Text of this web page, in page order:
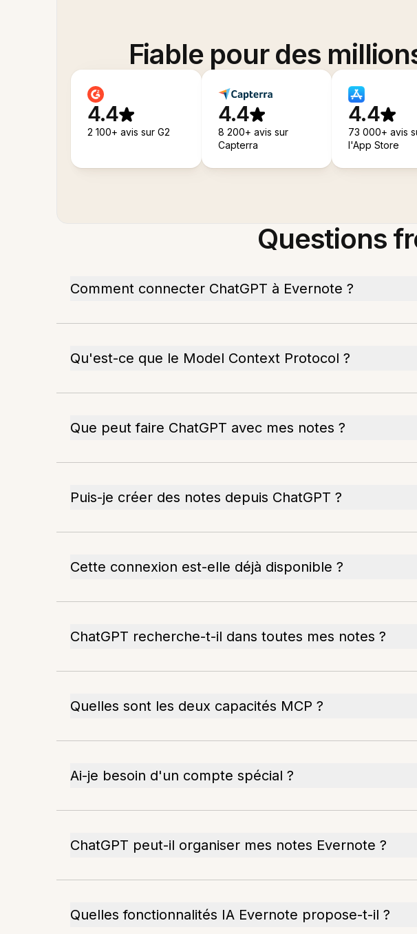
Fiable pour des
4.4
2 100+ avis sur G2
4.4
8 200+ avis sur
Capterra
4.4
73 000+ avis
l'App Store
Questions
Comment connecter ChatGPT à Evernote ?
Qu'est-ce que le Model Context Protocol ?
Que peut faire ChatGPT avec mes notes ?
Puis-je créer des notes depuis ChatGPT ?
Cette connexion est-elle déjà disponible ?
ChatGPT recherche-t-il dans toutes mes notes ?
Quelles sont les deux capacités MCP ?
Ai-je besoin d'un compte spécial ?
ChatGPT peut-il organiser mes notes Evernote ?
Quelles fonctionnalités IA Evernote propose-t-il ?